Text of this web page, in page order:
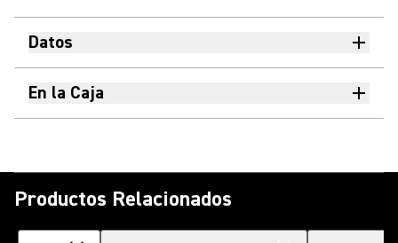
Datos
En la Caja
Productos Relacionados